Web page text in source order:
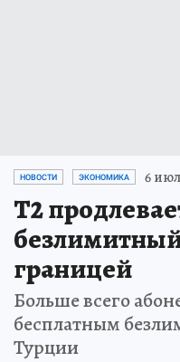
НОВОСТИ ЭКОНОМИКА 6
Т2
границей
Больше всего
бесплатным
Турции